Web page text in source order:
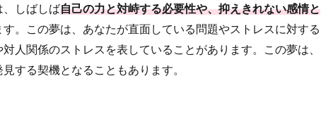
、しばしば自己の力と対峙する必要性や、抑えきれない感情と
す。この夢は、あなたが直面している問題やストレスに対する
人関係のストレスを表していることがあります。この夢は、
する契機となることもあります。